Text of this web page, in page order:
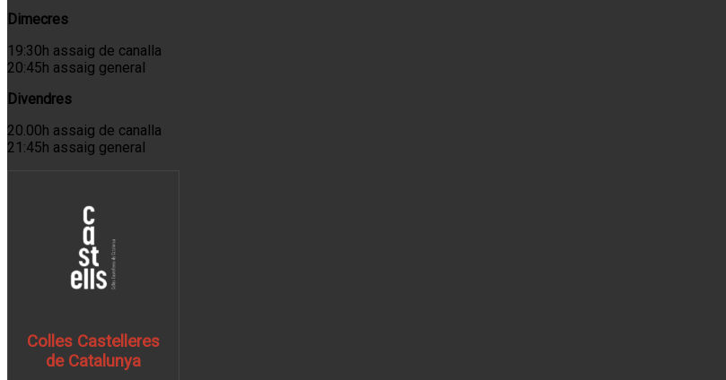
Dimecres
19:30h assaig de canalla
20:45h assaig general
Divendres
20.00h assaig de canalla
21:45h assaig general
Colles Castelleres
de Catalunya